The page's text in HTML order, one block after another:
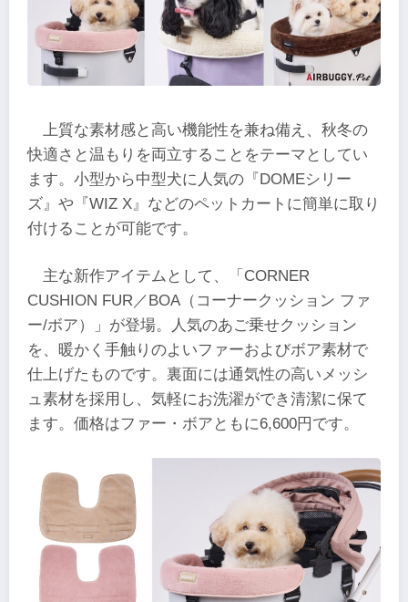
上質な素材感と高い機能性を兼ね備え、秋冬の
快適さと温もりを両立することをテーマとしてい
ます。小型から中型犬に人気の『DOMEシリー
ズ』や『WIZ X』などのペットカートに簡単に取り
付けることが可能です。
主な新作アイテムとして、「CORNER
CUSHION FUR／BOA（コーナークッション ファ
ー/ボア）」が登場。人気のあご乗せクッション
を、暖かく手触りのよいファーおよびボア素材で
仕上げたものです。裏面には通気性の高いメッシ
ュ素材を採用し、気軽にお洗濯ができ清潔に保て
ます。価格はファー・ボアともに6,600円です。